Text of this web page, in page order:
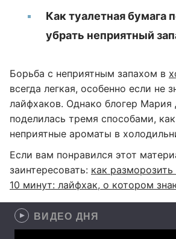
Как туалетная бумага
убрать неприятный
Борьба с неприятным запахом в
всегда легкая, особенно если не
лайфхаков. Однако блогер Мария
поделилась тремя способами,
неприятные ароматы в
Если вам понравился этот
заинтересовать: как
10 минут: лайфхак, о котором
ВИДЕО ДНЯ